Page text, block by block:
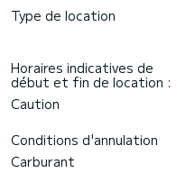
Type de location
Horaires indicatives de
début et fin de location :
Caution
Conditions d'annulation
Carburant